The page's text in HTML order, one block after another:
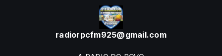
radiorpcfm925@gmail.com